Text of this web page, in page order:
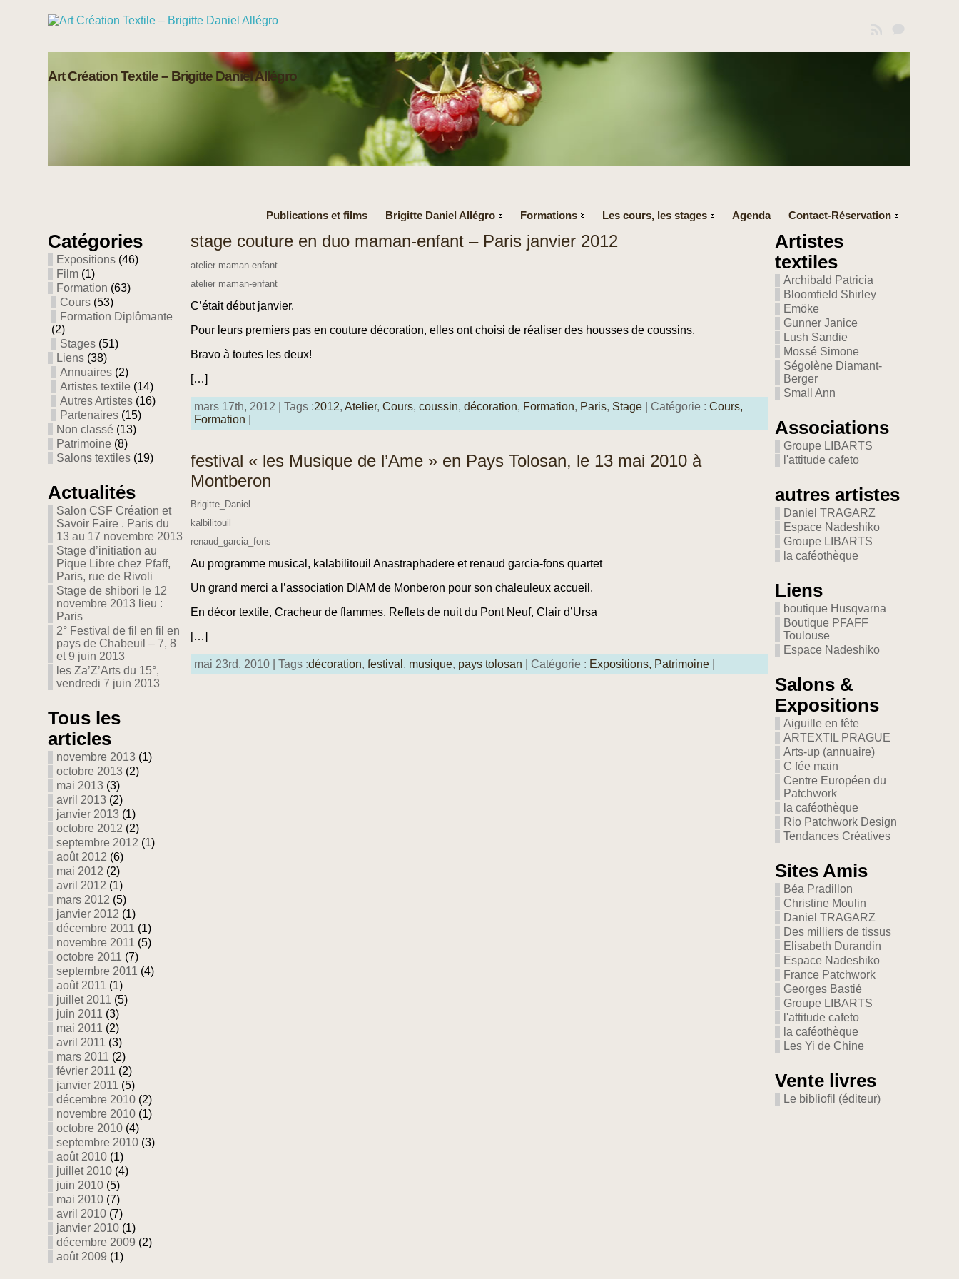
Art Création Textile – Brigitte Daniel Allégro
Publications et films Brigitte Daniel Allégro Formations Les cours, les stages Agenda Contact-Réservation
Catégories
Expositions (46)
Film (1)
Formation (63)
Cours (53)
Formation Diplômante
(2)
Stages (51)
Liens (38)
Annuaires (2)
Artistes textile (14)
Autres Artistes (16)
Partenaires (15)
Non classé (13)
Patrimoine (8)
Salons textiles (19)
Actualités
Salon CSF Création et
Savoir Faire . Paris du
13 au 17 novembre 2013
Stage d’initiation au
Pique Libre chez Pfaff,
Paris, rue de Rivoli
Stage de shibori le 12
novembre 2013 lieu :
Paris
2° Festival de fil en fil en
pays de Chabeuil – 7, 8
et 9 juin 2013
les Za’Z’Arts du 15°,
vendredi 7 juin 2013
Tous les
articles
novembre 2013 (1)
octobre 2013 (2)
mai 2013 (3)
avril 2013 (2)
janvier 2013 (1)
octobre 2012 (2)
septembre 2012 (1)
août 2012 (6)
mai 2012 (2)
avril 2012 (1)
mars 2012 (5)
janvier 2012 (1)
décembre 2011 (1)
novembre 2011 (5)
octobre 2011 (7)
septembre 2011 (4)
août 2011 (1)
juillet 2011 (5)
juin 2011 (3)
mai 2011 (2)
avril 2011 (3)
mars 2011 (2)
février 2011 (2)
janvier 2011 (5)
décembre 2010 (2)
novembre 2010 (1)
octobre 2010 (4)
septembre 2010 (3)
août 2010 (1)
juillet 2010 (4)
juin 2010 (5)
mai 2010 (7)
avril 2010 (7)
janvier 2010 (1)
décembre 2009 (2)
août 2009 (1)
stage couture en duo maman-enfant – Paris janvier 2012
atelier maman-enfant
atelier maman-enfant
C’était début janvier.
Pour leurs premiers pas en couture décoration, elles ont choisi de réaliser des housses de coussins.
Bravo à toutes les deux!
[…]
mars 17th, 2012 | Tags :2012,Atelier,Cours,coussin,décoration, Formation, Paris, Stage | Catégorie :Cours,
Formation
festival « les Musique de l’Ame » en Pays Tolosan, le 13 mai 2010 à
Montberon
Brigitte_Daniel
kalbilitouil
renaud_garcia_fons
Au programme musical, kalabilitouil Anastraphadere et renaud garcia-fons quartet
Un grand merci a l’association DIAM de Monberon pour son chaleuleux accueil.
En décor textile, Cracheur de flammes, Reflets de nuit du Pont Neuf, Clair d’Ursa
[…]
mai 23rd, 2010 | Tags :décoration,festival , musique, pays tolosan | Catégorie : Expositions, Patrimoine
Artistes
textiles
Archibald Patricia
Bloomfield Shirley
Emöke
Gunner Janice
Lush Sandie
Mossé Simone
Ségolène Diamant-
Berger
Small Ann
Associations
Groupe LIBARTS
l'attitude cafeto
autres artistes
Daniel TRAGARZ
Espace Nadeshiko
Groupe LIBARTS
la caféothèque
Liens
boutique Husqvarna
Boutique PFAFF
Toulouse
Espace Nadeshiko
Salons &
Expositions
Aiguille en fête
ARTEXTIL PRAGUE
Arts-up (annuaire)
C fée main
Centre Européen du
Patchwork
la caféothèque
Rio Patchwork Design
Tendances Créatives
Sites Amis
Béa Pradillon
Christine Moulin
Daniel TRAGARZ
Des milliers de tissus
Elisabeth Durandin
Espace Nadeshiko
France Patchwork
Georges Bastié
Groupe LIBARTS
l'attitude cafeto
la caféothèque
Les Yi de Chine
Vente livres
Le bibliofil (éditeur)